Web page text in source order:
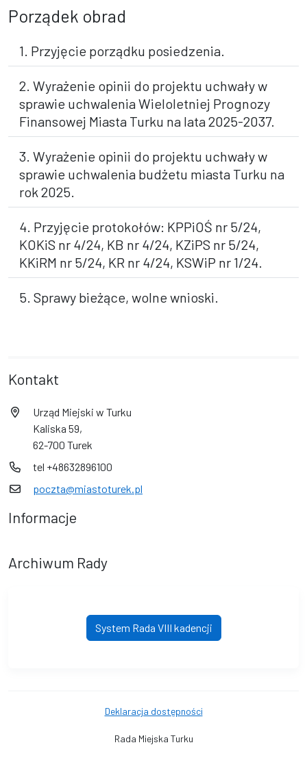
Porządek obrad
1. Przyjęcie porządku posiedzenia.
2. Wyrażenie opinii do projektu uchwały w
sprawie uchwalenia Wieloletniej Prognozy
Finansowej Miasta Turku na lata 2025-2037.
3. Wyrażenie opinii do projektu uchwały w
sprawie uchwalenia budżetu miasta Turku na
rok 2025.
4. Przyjęcie protokołów: KPPiOŚ nr 5/24,
KOKiS nr 4/24, KB nr 4/24, KZiPS nr 5/24,
KKiRM nr 5/24, KR nr 4/24, KSWiP nr 1/24.
5. Sprawy bieżące, wolne wnioski.
Kontakt
Urząd Miejski w Turku
Kaliska 59,
62-700 Turek
tel +48632896100
poczta@miastoturek.pl
Informacje
Archiwum Rady
System Rada VIII kadencji
Rada Miejska Turku
Deklaracja dostępności